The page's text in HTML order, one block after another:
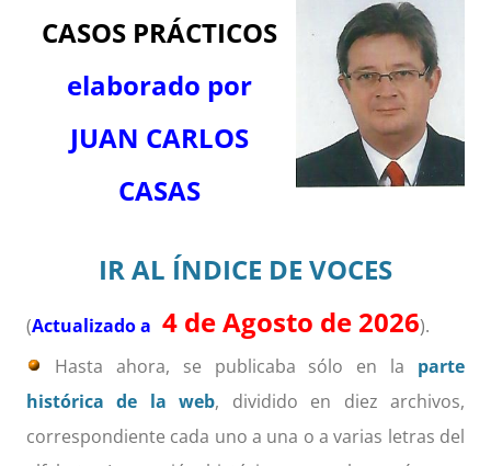
CASOS PRÁCTICOS
elaborado por
JUAN CARLOS
CASAS
IR AL ÍNDICE DE VOCES
(Actualizado a 4 de Agosto de 2026).
Hasta ahora, se publicaba sólo en la parte
histórica de la web, dividido en diez archivos,
correspondiente cada uno a una o a varias letras del